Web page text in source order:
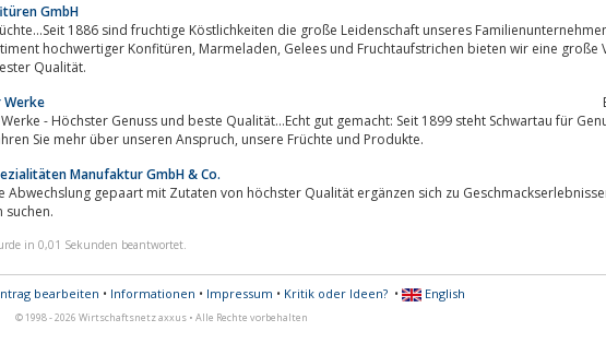
GmbH
1886 sind fruchtige Köstlichkeiten die große Leidenschaft unseres
Marmeladen, Gelees und Fruchtaufstrichen bieten wir eine große Vielfalt und
Qualität.
Werke
- Höchster Genuss und beste Qualität...Echt gut gemacht: Seit 1899 steht Schwartau für
Qualität. Erfahren Sie mehr über unseren Anspruch, unsere Früchte und Produkte.
Manufaktur GmbH & Co.
Abwechslung gepaart mit Zutaten von höchster Qualität ergänzen sich zu Geschmackserlebnissen,
suchen.
in 0,01 Sekunden beantwortet.
bearbeiten • Informationen • Impressum • Kritik oder Ideen?• English
© 1998 - 2026 Wirtschaftsnetz axxus • Alle Rechte vorbehalten